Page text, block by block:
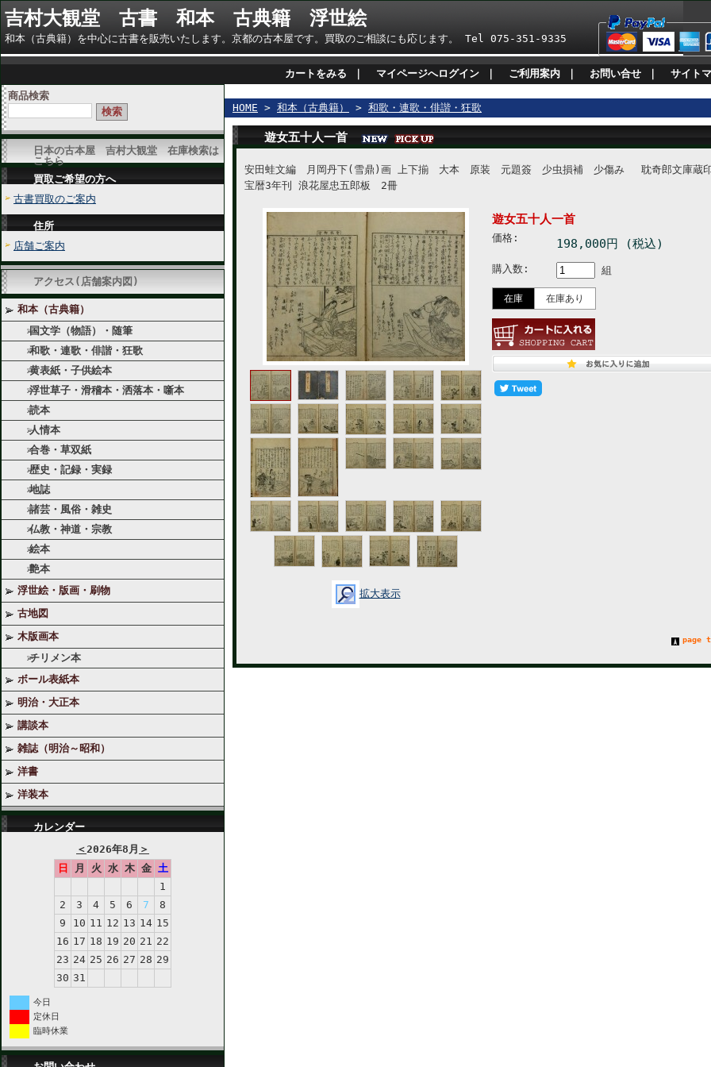
吉村大観堂 古書 和本 古典籍 浮世絵
和本（古典籍）を中心に古書を販売いたします。京都の古本屋です。買取のご相談にも応じます。 Tel 075-351-9335
カートをみる マイページへログイン ご利用案内 お問い合せ
サイト
商品検索
日本の古本屋 吉村大観堂 在庫検索は
こちら
買取ご希望の方へ
古書買取のご案内
住所
店舗ご案内
アクセス(店舗案内図)
和本（古典籍）
国文学（物語）・随筆
和歌・連歌・俳諧・狂歌
黄表紙・子供絵本
浮世草子・滑稽本・洒落本・噺本
読本
人情本
合巻・草双紙
歴史・記録・実録
地誌
諸芸・風俗・雑史
仏教・神道・宗教
絵本
艶本
浮世絵・版画・刷物
古地図
木版画本
チリメン本
ボール表紙本
明治・大正本
講談本
雑誌（明治～昭和）
洋書
洋装本
カレンダー
＜2026年8月 ＞
日
月 火 水 木 金 土
1
2
3 4 5 6 7
8
9
10 11 12 13 14 15
16 17 18 19 20 21 22
23 24 25 26 27 28 29
30 31
今日
定休日
臨時休業
HOME > 和本（古典籍） > 和歌・連歌・俳諧・狂歌
遊女五十人一首
安田蛙文編 月岡丹下(雪鼎)画 上下揃 大本 原装 元題簽 少虫損補 少傷み 耽奇郎文庫
宝暦3年刊 浪花屋忠五郎板 2冊
拡大表示
遊女五十人一首
価格: 198,000円 (税込)
購入数: 組
在庫 在庫あり
page